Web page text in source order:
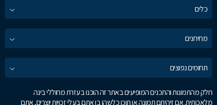
כלים
מחירונים
תחומים נפוצים
חלק מהתמונות והתכנים המופיעים באתר זה הוכנו בעזרת מחוללי בינה
מלאכותית. אם זיהיתם תמונה או תוכן כלשהו בו אתם בעלי זכויות יוצרים, אתם